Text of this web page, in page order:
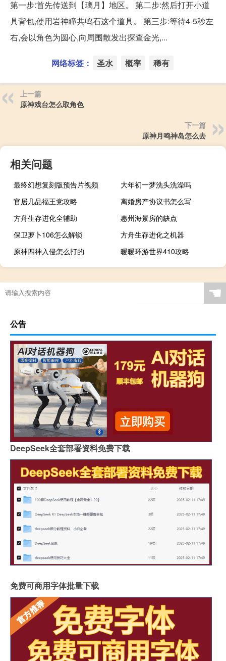
第一步:首先传送到【璃月】地区。 第二步:然后打开小道
具背包,使用岩神瞳共鸣石这个道具。 第三步:等待4-5秒左
右,会以角色为圆心,向周围散发出探查金光,...
网络标签： 圣水 概率 稀有
上一篇
原神戏台怎么取角色
下一篇
原神月鸣神岛怎么去
相关问题
最终幻想复刻版预告片视频
大年初一梦洗头洗澡吗
官居几品福王党攻略
离婚房产协议书怎么写
方舟生存进化全辅助
惠州海景房的缺点
保卫萝卜106怎么解锁
方舟生存进化之机器
原神四神入侵怎么打的
暖暖环游世界410攻略
☚
公告
DeepSeek全套部署资料免费下载
免费可商用字体批量下载